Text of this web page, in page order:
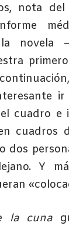
nota
novela
ir
cuadro e
cuadros
dos
Y
la cuna